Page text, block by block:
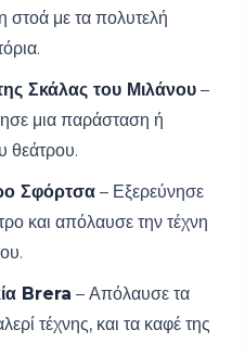
στοά με τα πολυτελή
Σκάλας του Μιλάνου –
μια παράσταση ή
θεάτρου.
Σφόρτσα – Εξερεύνησε
και απόλαυσε την τέχνη
Brera – Απόλαυσε τα
τέχνης, και τα καφέ της